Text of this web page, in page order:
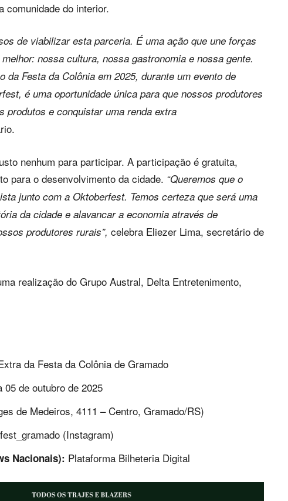
comunidade do interior.
de viabilizar esta parceria. É uma ação que une forças
nossa cultura, nossa gastronomia e nossa gente.
da Festa da Colônia em 2025, durante um evento de
é uma oportunidade única para que nossos produtores
e conquistar uma renda extra
nenhum para participar. A participação é gratuita,
para o desenvolvimento da cidade. “Queremos que o
junto com a Oktoberfest. Temos certeza que será uma
da cidade e alavancar a economia através de
produtores rurais”, celebra Eliezer Lima, secretário de
realização do Grupo Austral, Delta Entretenimento,
da Festa da Colônia de Gramado
05 de outubro de 2025
de Medeiros, 4111 – Centro, Gramado/RS)
(Instagram)
Nacionais): Plataforma Bilheteria Digital